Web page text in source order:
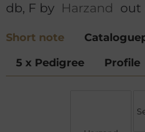
db, F by Harzand out
Short note
5 x Pedigree
Profile